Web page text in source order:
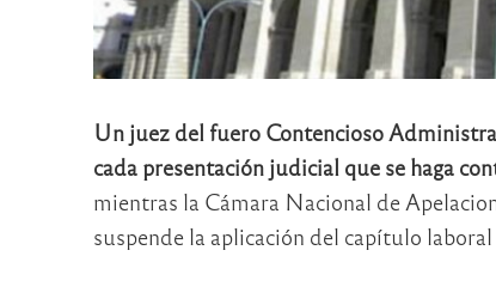
Un juez del fuero Contencioso
cada presentación judicial que se haga
mientras la Cámara Nacional de
suspende la aplicación del capítulo